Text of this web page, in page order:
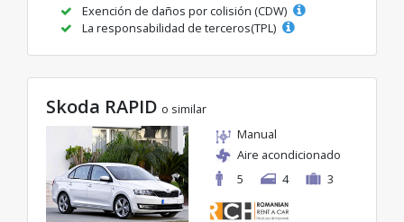
Exención de daños por colisión (CDW)
La responsabilidad de terceros(TPL)
Skoda RAPID o similar
Manual
Aire acondicionado
5
4 3